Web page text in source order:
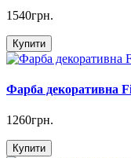
1540грн.
Купити
Фарба декоративна
1260грн.
Купити